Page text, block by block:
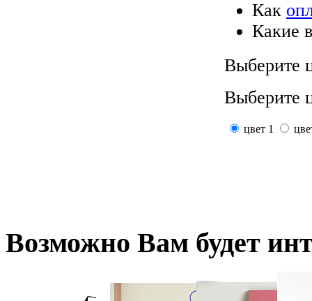
Как
Какие
Выберите
Выберите
цвет 1
Возможно Вам будет